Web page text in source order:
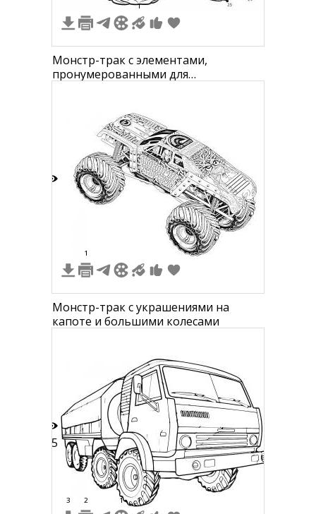
1
Монстр-трак с элементами,
пронумерованными для
1
Монстр-трак с украшениями на
капоте и большими колесами
15
3 2 1 1